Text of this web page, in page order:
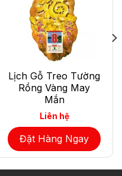
Lịch Gỗ Treo Tường
Rồng Vàng May
Mắn
Liên hệ
Đặt Hàng Ngay